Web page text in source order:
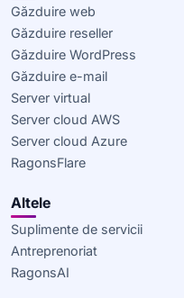
Găzduire web
Găzduire reseller
Găzduire WordPress
Găzduire e-mail
Server virtual
Server cloud AWS
Server cloud Azure
RagonsFlare
Altele
Suplimente de servicii
Antreprenoriat
RagonsAI